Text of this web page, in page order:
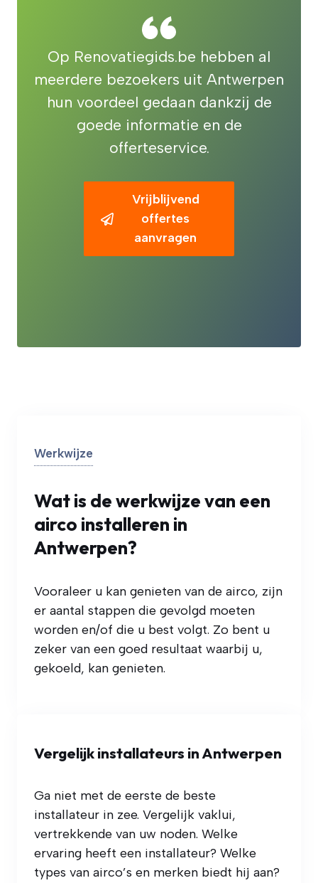
Op Renovatiegids.be hebben al
meerdere bezoekers uit Antwerpen
hun voordeel gedaan dankzij de
goede informatie en de
offerteservice.
Vrijblijvend
offertes
aanvragen
Werkwijze
Wat is de werkwijze van een
airco installeren in
Antwerpen?
Vooraleer u kan genieten van de airco, zijn
er aantal stappen die gevolgd moeten
worden en/of die u best volgt. Zo bent u
zeker van een goed resultaat waarbij u,
gekoeld, kan genieten.
Vergelijk installateurs in Antwerpen
Ga niet met de eerste de beste
installateur in zee. Vergelijk vaklui,
vertrekkende van uw noden. Welke
ervaring heeft een installateur? Welke
types van airco’s en merken biedt hij aan?